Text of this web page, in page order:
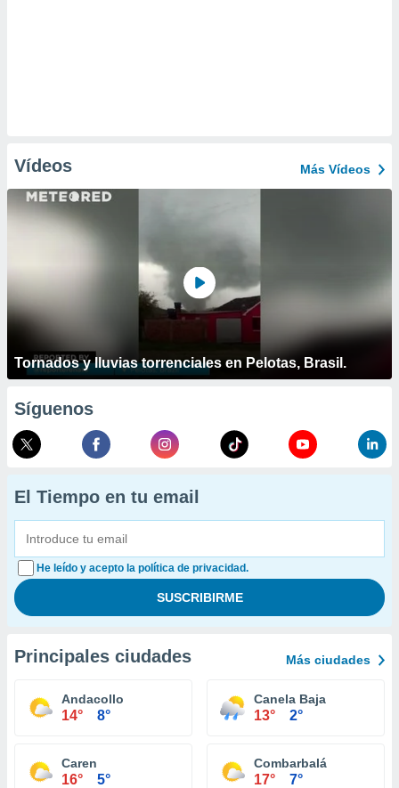
Vídeos Más Vídeos
Tornados y lluvias torrenciales en Pelotas, Brasil.
Síguenos
El Tiempo en tu email
He leído y acepto la política de privacidad.
Principales ciudades Más ciudades
Andacollo
14° 8°
Canela Baja
13° 2°
Caren
16° 5°
Combarbalá
17° 7°